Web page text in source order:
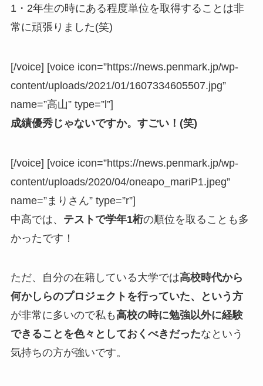
1・2年生の時にある程度単位を取得することは非
常に頑張りました(笑)
[/voice] [voice icon=”https://news.penmark.jp/wp-
content/uploads/2021/01/1607334605507.jpg”
name=”高山” type=”l”]
成績優秀じゃないですか。すごい！(笑)
[/voice] [voice icon=”https://news.penmark.jp/wp-
content/uploads/2020/04/oneapo_mariP1.jpeg”
name=”まりさん” type=”r”]
中高では、 テストで学年1桁の順位を取ることも多
かったです！
ただ、自分の在籍している大学では高校時代から
何かしらのプロジェクトを行っていた、という方
が非常に多いので私も高校の時に勉強以外に経験
できることを色々としておくべきだったなという
気持ちの方が強いです。